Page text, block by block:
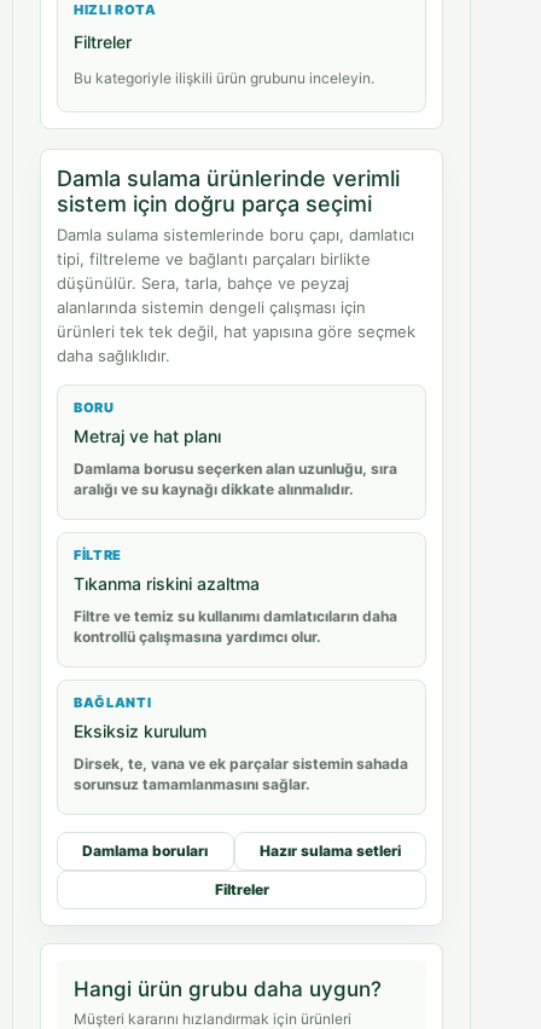
HIZLI ROTA
Filtreler
Bu kategoriyle ilişkili ürün grubunu inceleyin.
Damla sulama ürünlerinde verimli
sistem için doğru parça seçimi
Damla sulama sistemlerinde boru çapı, damlatıcı
tipi, filtreleme ve bağlantı parçaları birlikte
düşünülür. Sera, tarla, bahçe ve peyzaj
alanlarında sistemin dengeli çalışması için
ürünleri tek tek değil, hat yapısına göre seçmek
daha sağlıklıdır.
BORU
Metraj ve hat planı
Damlama borusu seçerken alan uzunluğu, sıra
aralığı ve su kaynağı dikkate alınmalıdır.
FILTRE
Tıkanma riskini azaltma
Filtre ve temiz su kullanımı damlatıcıların daha
kontrollü çalışmasına yardımcı olur.
BAĞLANTI
Eksiksiz kurulum
Dirsek, te, vana ve ek parçalar sistemin sahada
sorunsuz tamamlanmasını sağlar.
Damlama boruları Hazır sulama setleri
Filtreler
Hangi ürün grubu daha uygun?
Müşteri kararını hızlandırmak için ürünleri